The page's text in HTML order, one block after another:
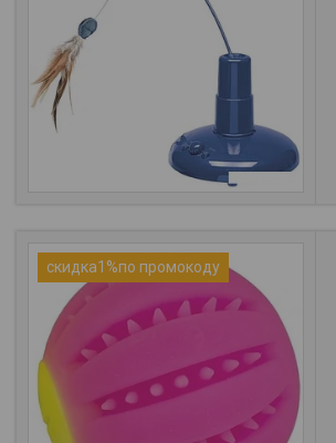
скидка1%по промокоду